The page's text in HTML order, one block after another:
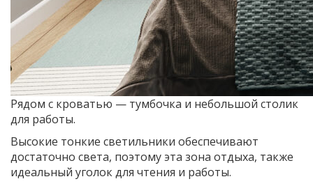
Рядом с кроватью — тумбочка и небольшой столик
для работы.
Высокие тонкие светильники обеспечивают
достаточно света, поэтому эта зона отдыха, также
идеальный уголок для чтения и работы.